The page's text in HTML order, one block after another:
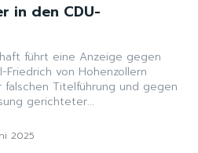
in den CDU-
führt eine Anzeige gegen
Friedrich von Hohenzollern
Titelführung und gegen
gerichteter...
2025